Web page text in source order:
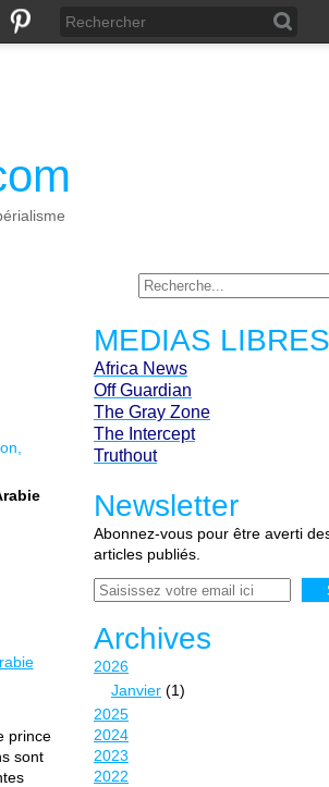
prince
sont
MEDIAS LIBRES
Africa News
Off Guardian
The Gray Zone
The Intercept
Truthout
Newsletter
Abonnez-vous pour être averti
articles publiés.
Email
Archives
2026
Janvier (1)
2025
2024
2023
2022